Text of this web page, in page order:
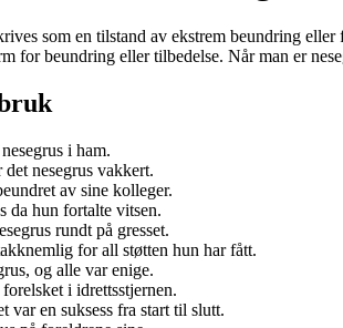
som en tilstand av ekstrem beundring
for beundring eller tilbedelse. Når man er
i ham.
nesegrus vakkert.
av sine kolleger.
da hun fortalte vitsen.
rundt på gresset.
for all støtten hun har fått.
og alle var enige.
i idrettsstjernen.
var en suksess fra start til slutt.